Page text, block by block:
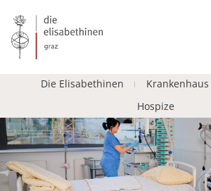
Die Elisabethinen Krankenhaus
Hospize